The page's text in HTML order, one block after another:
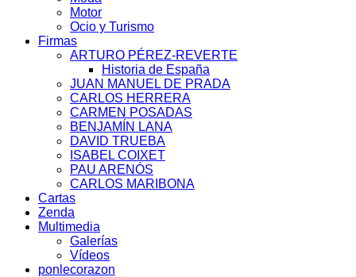
Motor
Ocio y Turismo
Firmas
ARTURO PÉREZ-REVERTE
Historia de España
JUAN MANUEL DE PRADA
CARLOS HERRERA
CARMEN POSADAS
BENJAMÍN LANA
DAVID TRUEBA
ISABEL COIXET
PAU ARENÓS
CARLOS MARIBONA
Cartas
Zenda
Multimedia
Galerías
Vídeos
ponlecorazon